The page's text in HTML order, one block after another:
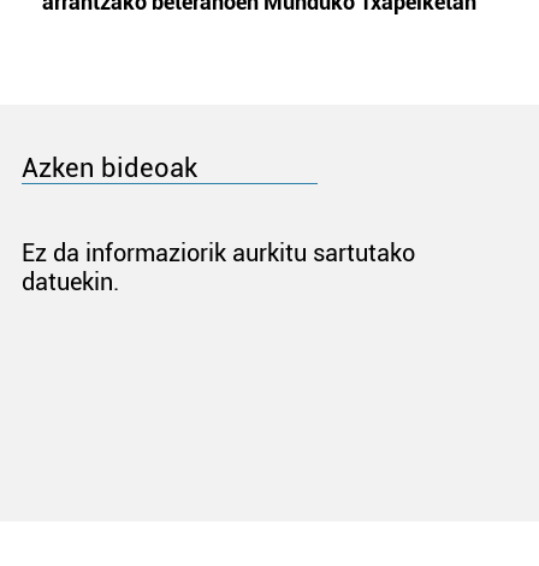
Azken bideoak
Ez da informaziorik aurkitu sartutako
datuekin.